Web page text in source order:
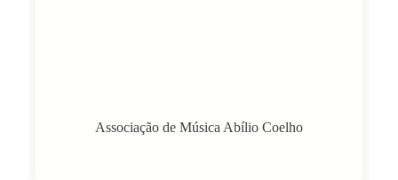
Associação de Música Abílio Coelho